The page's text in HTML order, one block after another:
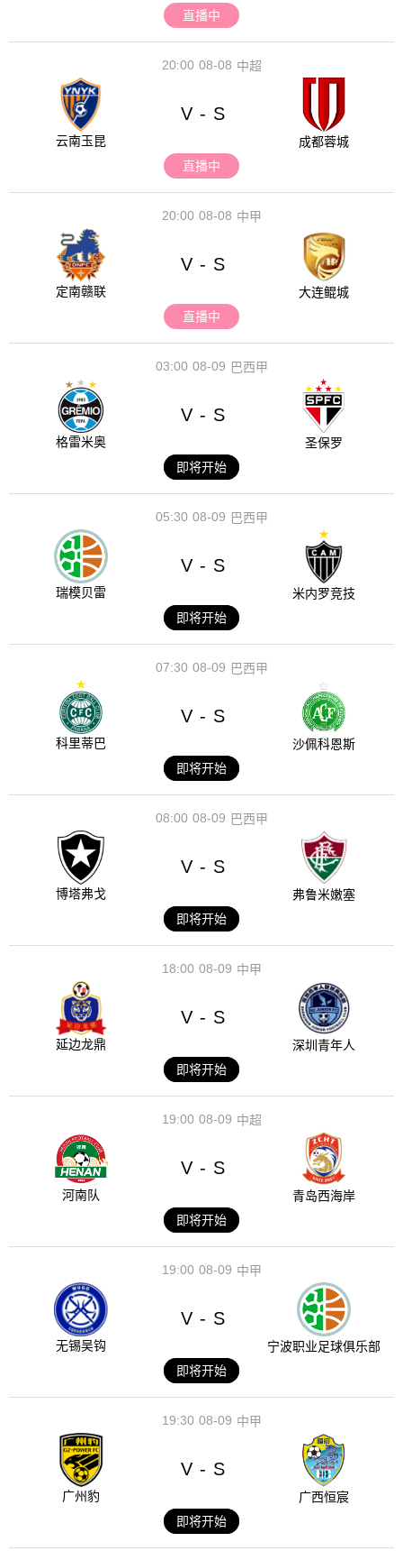
直播中
08-08
20:00 中超
云南玉昆
V - S
成都蓉城
直播中
08-08
20:00 中甲
定南赣联
V - S
大连鲲城
直播中
08-09
03:00 巴西甲
格雷米奥
V - S
圣保罗
即将开始
08-09
05:30 巴西甲
瑞模贝雷
V - S
米内罗竞技
即将开始
08-09
07:30 巴西甲
科里蒂巴
V - S
沙佩科恩斯
即将开始
08-09
08:00 巴西甲
博塔弗戈
V - S
弗鲁米嫩塞
即将开始
08-09
18:00 中甲
延边龙鼎
V - S
深圳青年人
即将开始
08-09
19:00 中超
河南队
V - S
青岛西海岸
即将开始
08-09
19:00 中甲
无锡吴钩
V - S
宁波职业足球俱乐部
即将开始
08-09
19:30 中甲
广州豹
V - S
广西恒宸
即将开始